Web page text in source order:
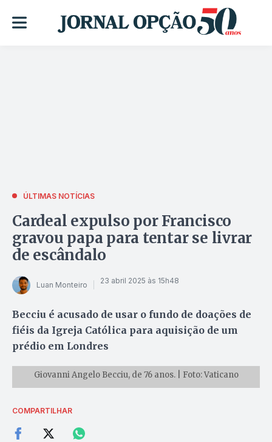
ÚLTIMAS NOTÍCIAS
Cardeal expulso por Francisco
gravou papa para tentar se livrar
de escândalo
Luan Monteiro 23 abril 2025 às 15h48
Becciu é acusado de usar o fundo de doações de
fiéis da Igreja Católica para aquisição de um
prédio em Londres
Giovanni Angelo Becciu, de 76 anos. | Foto: Vaticano
COMPARTILHAR